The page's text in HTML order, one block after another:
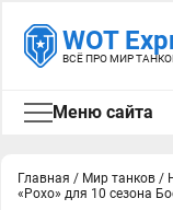
WOT
ВСЁ ПРО МИР
Меню сайта
Главная / Мир танков /
«Рохо» для 10 сезона